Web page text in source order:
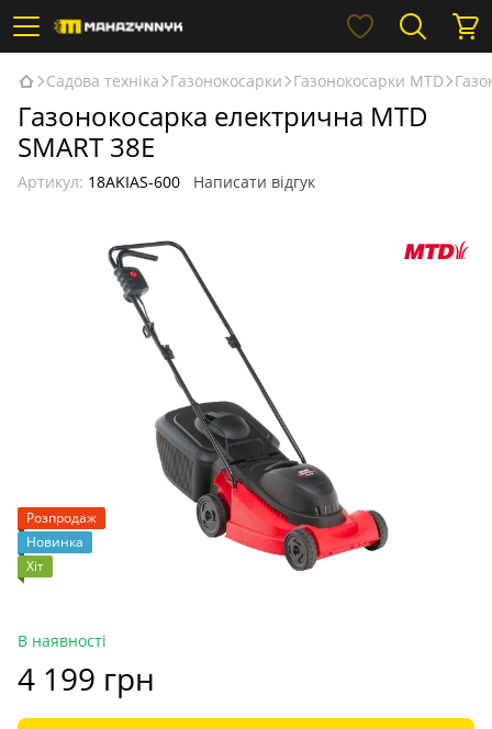
Садова техніка Газонокосарки Газонокосарки MTD
Газонокосарка електрична MTD
SMART 38E
Артикул: 18AKIAS-600 Написати відгук
Розпродаж
Новинка
Хіт
В наявності
4 199 грн